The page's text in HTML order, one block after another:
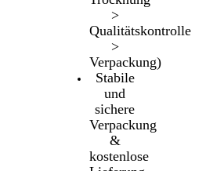
>
Qualitätskontrolle
>
Verpackung)
Stabile
und
sichere
Verpackung
&
kostenlose